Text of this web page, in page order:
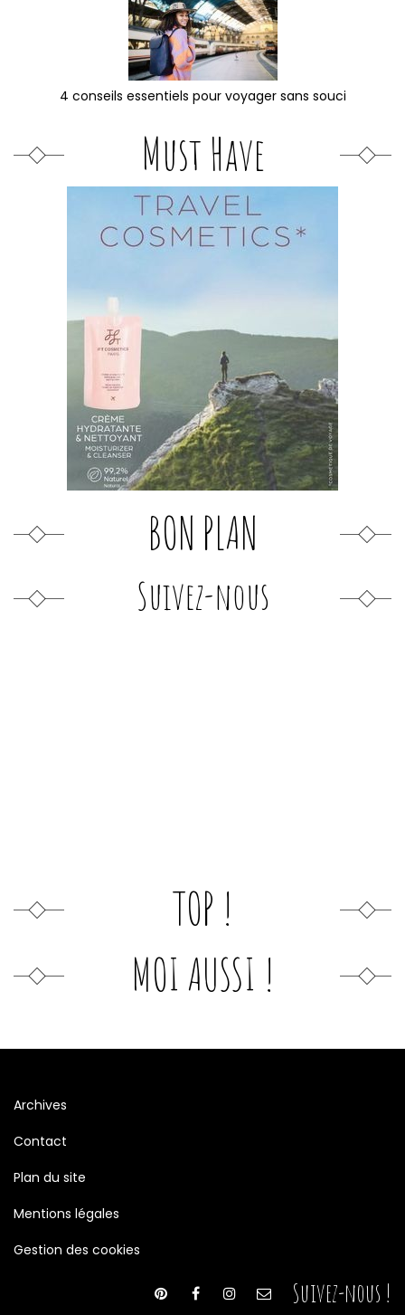
4 conseils essentiels pour voyager sans souci
Must Have
BON PLAN
Suivez-nous
TOP !
MOI AUSSI !
Archives
Contact
Plan du site
Mentions légales
Gestion des cookies
Suivez-nous !